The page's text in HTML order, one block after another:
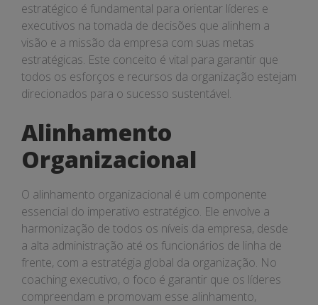
estratégico é fundamental para orientar líderes e
executivos na tomada de decisões que alinhem a
visão e a missão da empresa com suas metas
estratégicas. Este conceito é vital para garantir que
todos os esforços e recursos da organização estejam
direcionados para o sucesso sustentável.
Alinhamento
Organizacional
O alinhamento organizacional é um componente
essencial do imperativo estratégico. Ele envolve a
harmonização de todos os níveis da empresa, desde
a alta administração até os funcionários de linha de
frente, com a estratégia global da organização. No
coaching executivo, o foco é garantir que os líderes
compreendam e promovam esse alinhamento,